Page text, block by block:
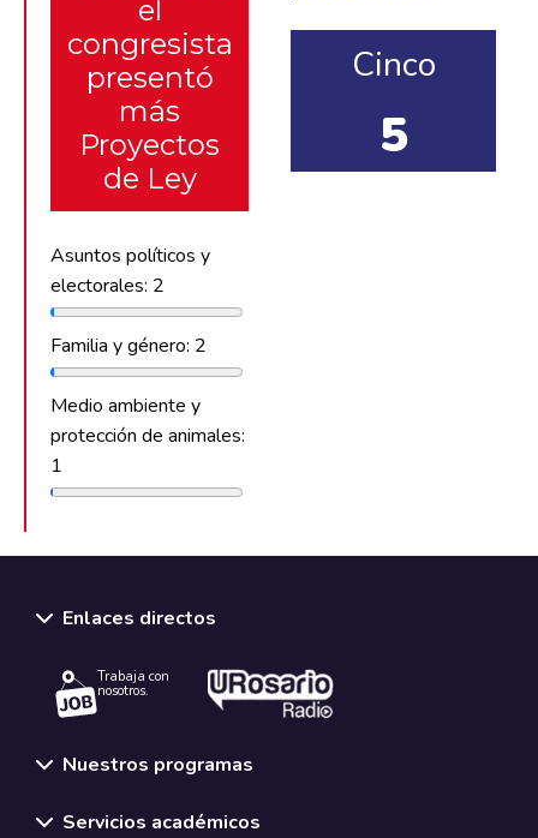
el
congresista
presentó
más
Proyectos
de Ley
Asuntos políticos y
electorales: 2
Familia y género: 2
Medio ambiente y
protección de animales:
1
Cinco
5
Enlaces directos
Trabaja con
nosotros.
Nuestros programas
Servicios académicos